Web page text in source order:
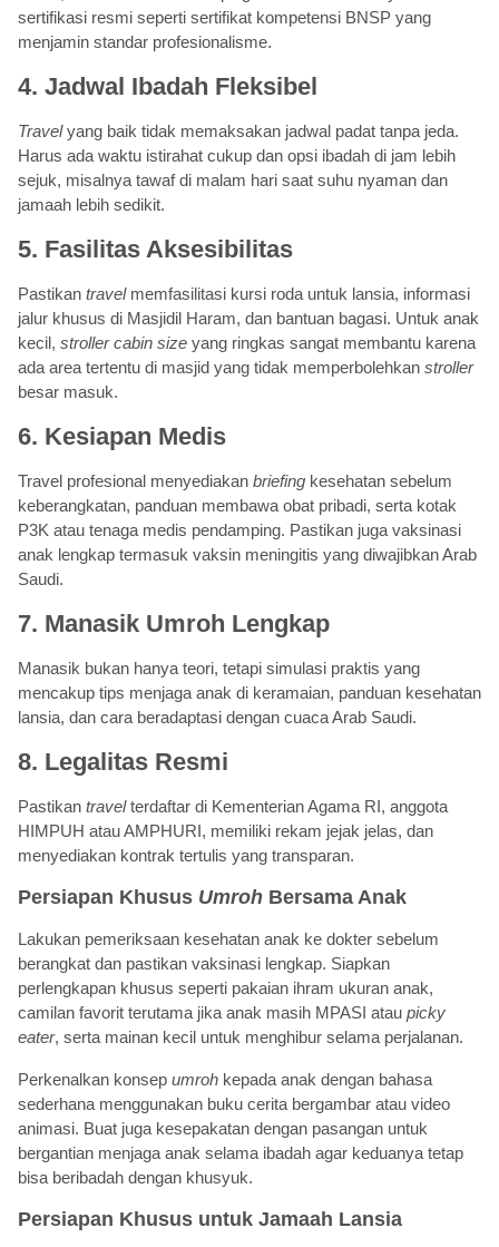
sertifikasi resmi seperti sertifikat kompetensi BNSP yang
menjamin standar profesionalisme.
4. Jadwal Ibadah Fleksibel
Travelyang baik tidak memaksakan jadwal padat tanpa jeda.
Harus ada waktu istirahat cukup dan opsi ibadah di jam lebih
sejuk, misalnya tawaf di malam hari saat suhu nyaman dan
jamaah lebih sedikit.
5. Fasilitas Aksesibilitas
Pastikan travelmemfasilitasi kursi roda untuk lansia, informasi
jalur khusus di Masjidil Haram, dan bantuan bagasi. Untuk anak
kecil, stroller cabin size yang ringkas sangat membantu karena
ada area tertentu di masjid yang tidak memperbolehkan stroller
besar masuk.
6. Kesiapan Medis
Travel profesional menyediakan briefing kesehatan sebelum
keberangkatan, panduan membawa obat pribadi, serta kotak
P3K atau tenaga medis pendamping. Pastikan juga vaksinasi
anak lengkap termasuk vaksin meningitis yang diwajibkan Arab
Saudi.
7. Manasik Umroh Lengkap
Manasik bukan hanya teori, tetapi simulasi praktis yang
mencakup tips menjaga anak di keramaian, panduan kesehatan
lansia, dan cara beradaptasi dengan cuaca Arab Saudi.
8. Legalitas Resmi
Pastikan travelterdaftar di Kementerian Agama RI, anggota
HIMPUH atau AMPHURI, memiliki rekam jejak jelas, dan
menyediakan kontrak tertulis yang transparan.
Persiapan Khusus Umroh Bersama Anak
Lakukan pemeriksaan kesehatan anak ke dokter sebelum
berangkat dan pastikan vaksinasi lengkap. Siapkan
perlengkapan khusus seperti pakaian ihram ukuran anak,
camilan favorit terutama jika anak masih MPASI atau picky
eater, serta mainan kecil untuk menghibur selama perjalanan.
Perkenalkan konsep umroh kepada anak dengan bahasa
sederhana menggunakan buku cerita bergambar atau video
animasi. Buat juga kesepakatan dengan pasangan untuk
bergantian menjaga anak selama ibadah agar keduanya tetap
bisa beribadah dengan khusyuk.
Persiapan Khusus untuk Jamaah Lansia